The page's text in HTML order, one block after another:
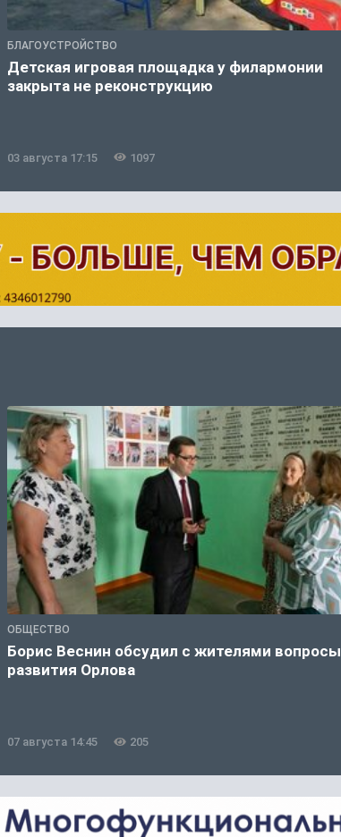
БЛАГОУСТРОЙСТВО
Детская игровая площадка у филармонии
закрыта не реконструкцию
03 августа 17:15 1097
ОБЩЕСТВО
Борис Веснин обсудил с жителями вопросы
развития Орлова
07 августа 14:45 205